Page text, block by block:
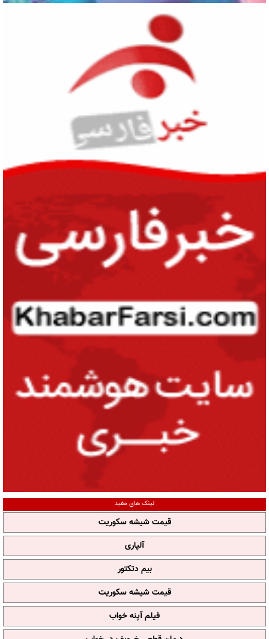
لینک های مفید
قیمت شیشه سکوریت
آلپاری
بیم دتکتور
قیمت شیشه سکوریت
فیلم آپنه خواب